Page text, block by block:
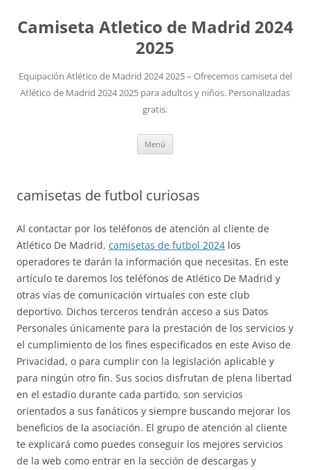
Camiseta Atletico de Madrid 2024
2025
Equipación Atlético de Madrid 2024 2025 – Ofrecemos camiseta del
Atlético de Madrid 2024 2025 para adultos y niños. Personalizadas
gratis.
Menú
camisetas de futbol curiosas
Al contactar por los teléfonos de atención al cliente de
Atlético De Madrid, camisetas de futbol 2024 los
operadores te darán la información que necesitas. En este
artículo te daremos los teléfonos de Atlético De Madrid y
otras vías de comunicación virtuales con este club
deportivo. Dichos terceros tendrán acceso a sus Datos
Personales únicamente para la prestación de los servicios y
el cumplimiento de los fines especificados en este Aviso de
Privacidad, o para cumplir con la legislación aplicable y
para ningún otro fin. Sus socios disfrutan de plena libertad
en el estadio durante cada partido, son servicios
orientados a sus fanáticos y siempre buscando mejorar los
beneficios de la asociación. El grupo de atención al cliente
te explicará como puedes conseguir los mejores servicios
de la web como entrar en la sección de descargas y